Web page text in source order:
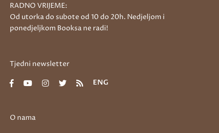
O nama
RADNO VRIJEME:
Od utorka do subote od 10 do 20h. Nedjeljom i
ponedjeljkom Booksa ne radi!
Tjedni newsletter
ENG